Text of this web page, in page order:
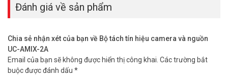
Đánh giá về sản phẩm
Chia sẻ nhận xét của bạn về Bộ tách tín hiệu camera và nguồn
UC-AMIX-2A
Email của bạn sẽ không được hiển thị công khai. Các trường bắt
buộc được đánh dấu *